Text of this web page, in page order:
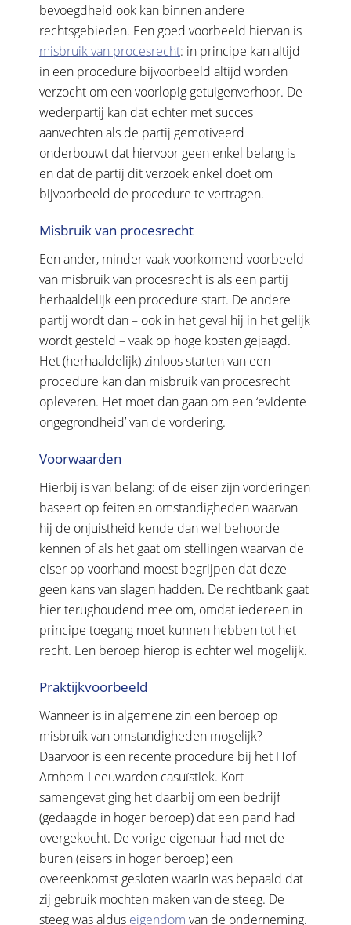
bevoegdheid ook kan binnen andere
rechtsgebieden. Een goed voorbeeld hiervan is
misbruik van procesrecht: in principe kan altijd
in een procedure bijvoorbeeld altijd worden
verzocht om een voorlopig getuigenverhoor. De
wederpartij kan dat echter met succes
aanvechten als de partij gemotiveerd
onderbouwt dat hiervoor geen enkel belang is
en dat de partij dit verzoek enkel doet om
bijvoorbeeld de procedure te vertragen.
Misbruik van procesrecht
Een ander, minder vaak voorkomend voorbeeld
van misbruik van procesrecht is als een partij
herhaaldelijk een procedure start. De andere
partij wordt dan – ook in het geval hij in het gelijk
wordt gesteld – vaak op hoge kosten gejaagd.
Het (herhaaldelijk) zinloos starten van een
procedure kan dan misbruik van procesrecht
opleveren. Het moet dan gaan om een ‘evidente
ongegrondheid’ van de vordering.
Voorwaarden
Hierbij is van belang: of de eiser zijn vorderingen
baseert op feiten en omstandigheden waarvan
hij de onjuistheid kende dan wel behoorde
kennen of als het gaat om stellingen waarvan de
eiser op voorhand moest begrijpen dat deze
geen kans van slagen hadden. De rechtbank gaat
hier terughoudend mee om, omdat iedereen in
principe toegang moet kunnen hebben tot het
recht. Een beroep hierop is echter wel mogelijk.
Praktijkvoorbeeld
Wanneer is in algemene zin een beroep op
misbruik van omstandigheden mogelijk?
Daarvoor is een recente procedure bij het Hof
Arnhem-Leeuwarden casuïstiek. Kort
samengevat ging het daarbij om een bedrijf
(gedaagde in hoger beroep) dat een pand had
overgekocht. De vorige eigenaar had met de
buren (eisers in hoger beroep) een
overeenkomst gesloten waarin was bepaald dat
zij gebruik mochten maken van de steeg. De
steeg was aldus eigendom van de onderneming.